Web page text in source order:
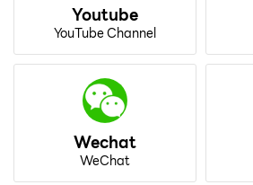
Youtube
YouTube Channel
Wechat
WeChat